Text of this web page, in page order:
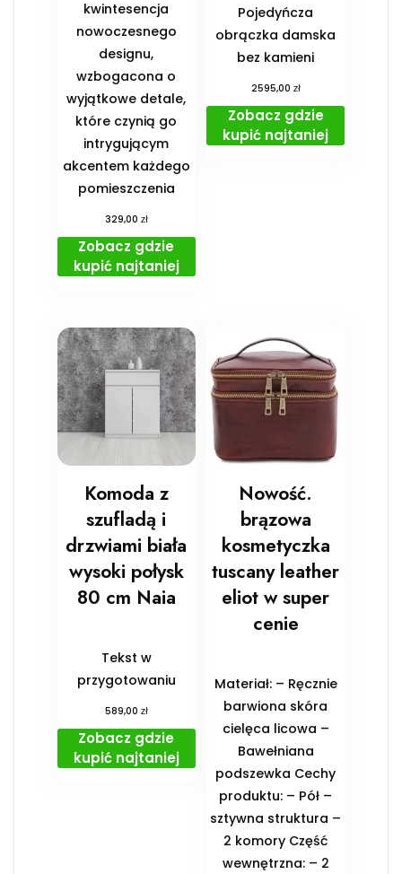
kwintesencja
nowoczesnego
designu,
wzbogacona o
wyjątkowe detale,
które czynią go
intrygującym
akcentem każdego
pomieszczenia
329,00 zł
Zobacz gdzie
kupić najtaniej
Pojedyńcza
obrączka damska
bez kamieni
2595,00 zł
Zobacz gdzie
kupić najtaniej
Komoda z
szufladą i
drzwiami biała
wysoki połysk
80 cm Naia
Tekst w
przygotowaniu
589,00 zł
Zobacz gdzie
kupić najtaniej
Nowość.
brązowa
kosmetyczka
tuscany leather
eliot w super
cenie
Materiał: – Ręcznie
barwiona skóra
cielęca licowa –
Bawełniana
podszewka Cechy
produktu: – Pół –
sztywna struktura –
2 komory Część
wewnętrzna: – 2